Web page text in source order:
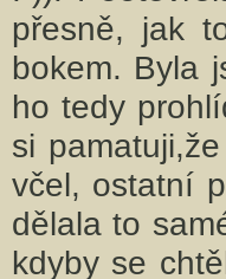
přesně, jak
bokem. Byla
ho tedy
si
včel, ostatní
dělala to
kdyby se